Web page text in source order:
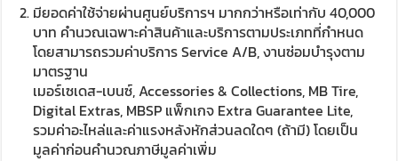
มียอดค่าใช้จ่ายผ่านศูนย์บริการฯ มากกว่าหรือเท่ากับ 40,000
บาท คำนวณเฉพาะค่าสินค้าและบริการตามประเภทที่กำหนด
โดยสามารถรวมค่าบริการ Service A/B, งานซ่อมบำรุงตาม
มาตรฐาน
เมอร์เซเดส-เบนซ์, Accessories & Collections, MB Tire,
Digital Extras, MBSP แพ็กเกจ Extra Guarantee Lite,
รวมค่าอะไหล่และค่าแรงหลังหักส่วนลดใดๆ (ถ้ามี) โดยเป็น
มูลค่าก่อนคำนวณภาษีมูลค่าเพิ่ม